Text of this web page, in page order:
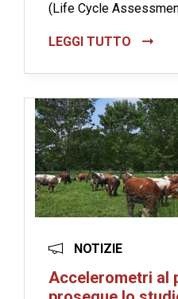
(Life Cycle
LEGGI TUTTO
NOTIZIE
Accelerometri al